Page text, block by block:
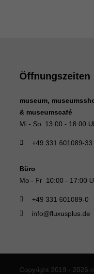
Öffnungszeiten
museum,
& museumscafé
Mi - So 13:00 - 18:00
+49 331 601089-33
Büro
Mo - Fr 10:00 - 17:00
+49 331 601089-0
info@fluxusplus.de
Copyright 2019 - 2026